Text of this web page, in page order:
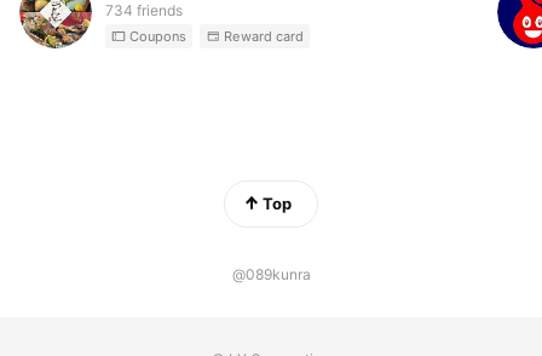
734 friends
Coupons Reward card
Top
@089kunra